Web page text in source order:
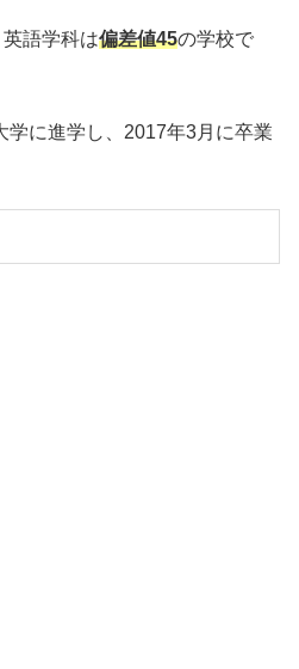
語学科は偏差値45の学校で
学に進学し、2017年3月に卒業